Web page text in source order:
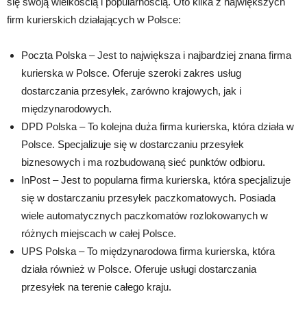
firm kurierskich działających w Polsce:
Poczta Polska – Jest to największa i najbardziej znana firma
kurierska w Polsce. Oferuje szeroki zakres usług
dostarczania przesyłek, zarówno krajowych, jak i
międzynarodowych.
DPD Polska – To kolejna duża firma kurierska, która działa w
Polsce. Specjalizuje się w dostarczaniu przesyłek
biznesowych i ma rozbudowaną sieć punktów odbioru.
InPost – Jest to popularna firma kurierska, która specjalizuje
się w dostarczaniu przesyłek paczkomatowych. Posiada
wiele automatycznych paczkomatów rozlokowanych w
różnych miejscach w całej Polsce.
UPS Polska – To międzynarodowa firma kurierska, która
działa również w Polsce. Oferuje usługi dostarczania
przesyłek na terenie całego kraju.